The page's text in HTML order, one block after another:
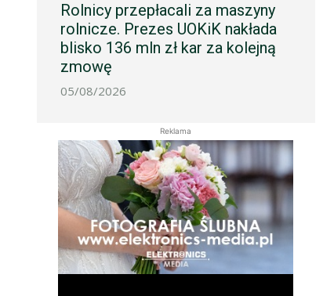
Rolnicy przepłacali za maszyny
rolnicze. Prezes UOKiK nakłada
blisko 136 mln zł kar za kolejną
zmowę
05/08/2026
Reklama